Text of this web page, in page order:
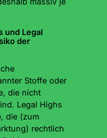
und Legal
der
Stoffe oder
die nicht
Legal Highs
die (zum
rechtlich